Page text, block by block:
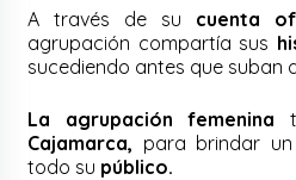
A través de su cuenta
agrupación compartía sus
sucediendo antes que suban
La agrupación femenina
Cajamarca, para brindar
todo su público.